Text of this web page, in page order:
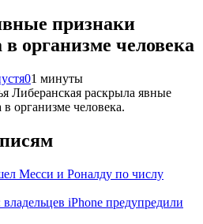
признаки
организме человека
01 минуты
Либеранская раскрыла явные
организме человека.
Месси и Роналду по числу
iPhone предупредили